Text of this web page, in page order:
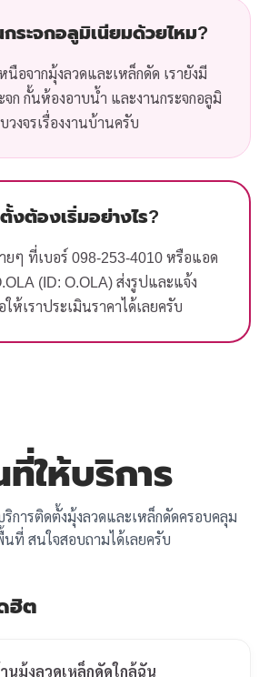
กระจกอลูมิเนียมด้วยไหม?
นือจากมุ้งลวดและเหล็กดัด เรายังมี
จก กั้นห้องอาบน้ำ และงานกระจกอลูมิ
งจรเรื่องงานบ้านครับ
งต้องเริ่มอย่างไร?
ยๆ ที่เบอร์ 098-253-4010 หรือแอด
(ID: O.OLA) ส่งรูปและแจ้ง
ห้เราประเมินราคาได้เลยครับ
ให้บริการ
ริการติดตั้งมุ้งลวดและเหล็กดัดครอบคลุม
ที่ สนใจสอบถามได้เลยครับ
ฮิต
นมุ้งลวดเหล็กดัดใกล้ฉัน